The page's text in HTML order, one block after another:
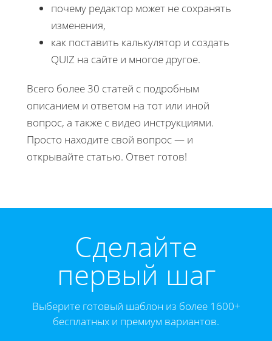
почему редактор может не сохранять
изменения,
как поставить калькулятор и создать
QUIZ на сайте и многое другое.
Всего более 30 статей с подробным
описанием и ответом на тот или иной
вопрос, а также с видео инструкциями.
Просто находите свой вопрос — и
открывайте статью. Ответ готов!
Cделайте
первый шаг
Выберите готовый шаблон из более 1600+
бесплатных и премиум вариантов.